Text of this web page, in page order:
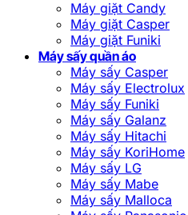
Máy giặt Candy
Máy giặt Casper
Máy giặt Funiki
Máy sấy quần áo
Máy sấy Casper
Máy sấy Electrolux
Máy sấy Funiki
Máy sấy Galanz
Máy sấy Hitachi
Máy sấy KoriHome
Máy sấy LG
Máy sấy Mabe
Máy sấy Malloca